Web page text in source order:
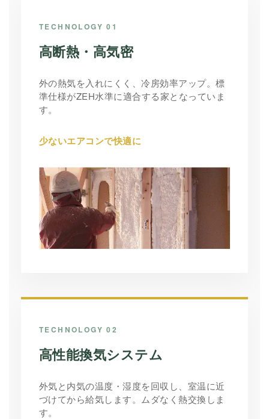
TECHNOLOGY 01
高断熱・高気密
外の熱気を入れにくく、冷房効率アップ。標
準仕様がZEH水準に適合する家となっていま
す。
少ないエアコンで快適に
TECHNOLOGY 02
高性能換気システム
外気と内気の温度・湿度を回収し、室温に近
づけてから給気します。ムダなく熱交換しま
す。